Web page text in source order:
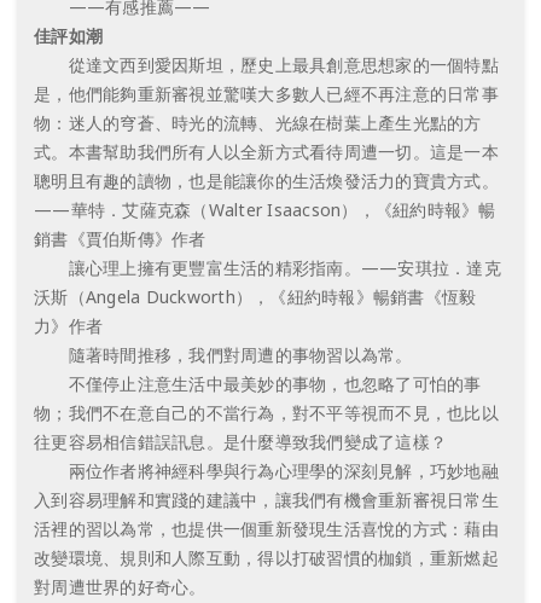
——有感推薦——
佳評如潮
從達文西到愛因斯坦，歷史上最具創意思想家的一個特點
是，他們能夠重新審視並驚嘆大多數人已經不再注意的日常事
物：迷人的穹蒼、時光的流轉、光線在樹葉上產生光點的方
式。本書幫助我們所有人以全新方式看待周遭一切。這是一本
聰明且有趣的讀物，也是能讓你的生活煥發活力的寶貴方式。
——華特．艾薩克森（Walter Isaacson），《紐約時報》暢
銷書《賈伯斯傳》作者
讓心理上擁有更豐富生活的精彩指南。——安琪拉．達克
沃斯（Angela Duckworth），《紐約時報》暢銷書《恆毅
力》作者
隨著時間推移，我們對周遭的事物習以為常。
不僅停止注意生活中最美妙的事物，也忽略了可怕的事
物；我們不在意自己的不當行為，對不平等視而不見，也比以
往更容易相信錯誤訊息。是什麼導致我們變成了這樣？
兩位作者將神經科學與行為心理學的深刻見解，巧妙地融
入到容易理解和實踐的建議中，讓我們有機會重新審視日常生
活裡的習以為常，也提供一個重新發現生活喜悅的方式：藉由
改變環境、規則和人際互動，得以打破習慣的枷鎖，重新燃起
對周遭世界的好奇心。